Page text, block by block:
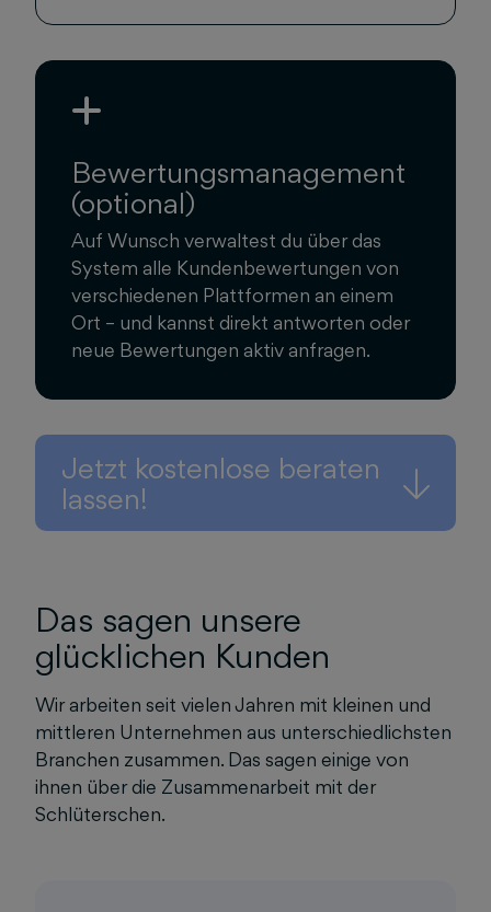
Bewertungsmanagement
(optional)
Auf Wunsch verwaltest du über das
System alle Kundenbewertungen von
verschiedenen Plattformen an einem
Ort – und kannst direkt antworten oder
neue Bewertungen aktiv anfragen.
Jetzt kostenlose beraten
lassen!
Das sagen unsere
glücklichen Kunden
Wir arbeiten seit vielen Jahren mit kleinen und
mittleren Unternehmen aus unterschiedlichsten
Branchen zusammen. Das sagen einige von
ihnen über die Zusammenarbeit mit der
Schlüterschen.